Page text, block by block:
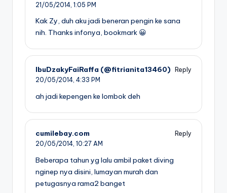
21/05/2014, 1:05 PM
Kak Zy, duh aku jadi beneran pengin ke sana
nih. Thanks infonya, bookmark 😀
IbuDzakyFaiRaffa (@fitrianita13460)
Reply
20/05/2014, 4:33 PM
ah jadi kepengen ke lombok deh
cumilebay.com
Reply
20/05/2014, 10:27 AM
Beberapa tahun yg lalu ambil paket diving
nginep nya disini, lumayan murah dan
petugasnya rama2 banget